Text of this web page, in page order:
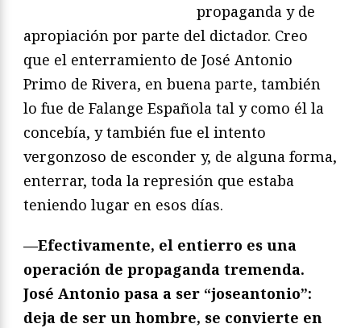
propaganda y de
apropiación por parte del dictador. Creo
que el enterramiento de José Antonio
Primo de Rivera, en buena parte, también
lo fue de Falange Española tal y como él la
concebía, y también fue el intento
vergonzoso de esconder y, de alguna forma,
enterrar, toda la represión que estaba
teniendo lugar en esos días.
—Efectivamente, el entierro es una
operación de propaganda tremenda.
José Antonio pasa a ser “joseantonio”:
deja de ser un hombre, se convierte en